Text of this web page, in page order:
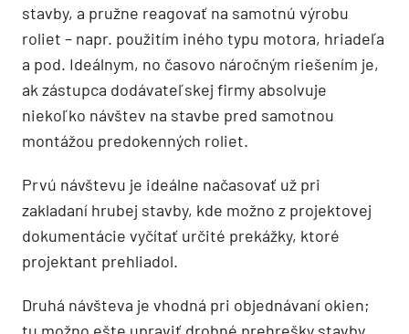
stavby, a pružne reagovať na samotnú výrobu
roliet – napr. použitím iného typu motora, hriadeľa
a pod. Ideálnym, no časovo náročným riešením je,
ak zástupca dodávateľskej firmy absolvuje
niekoľko návštev na stavbe pred samotnou
montážou predokenných roliet.
Prvú návštevu je ideálne načasovať už pri
zakladaní hrubej stavby, kde možno z projektovej
dokumentácie vyčítať určité prekážky, ktoré
projektant prehliadol.
Druhá návšteva je vhodná pri objednávaní okien;